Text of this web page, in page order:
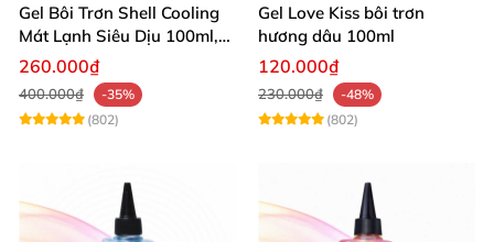
Gel Bôi Trơn Shell Cooling
Mát Lạnh Siêu Dịu 100ml,
Tăng Khoái Cảm
260.000₫
400.000₫
-35%
(802)
Gel Love Kiss bôi trơn
hương dâu 100ml
120.000₫
230.000₫
-48%
(802)